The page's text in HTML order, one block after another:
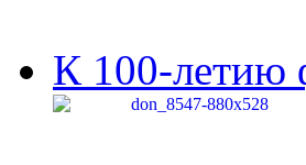
К 100-летию